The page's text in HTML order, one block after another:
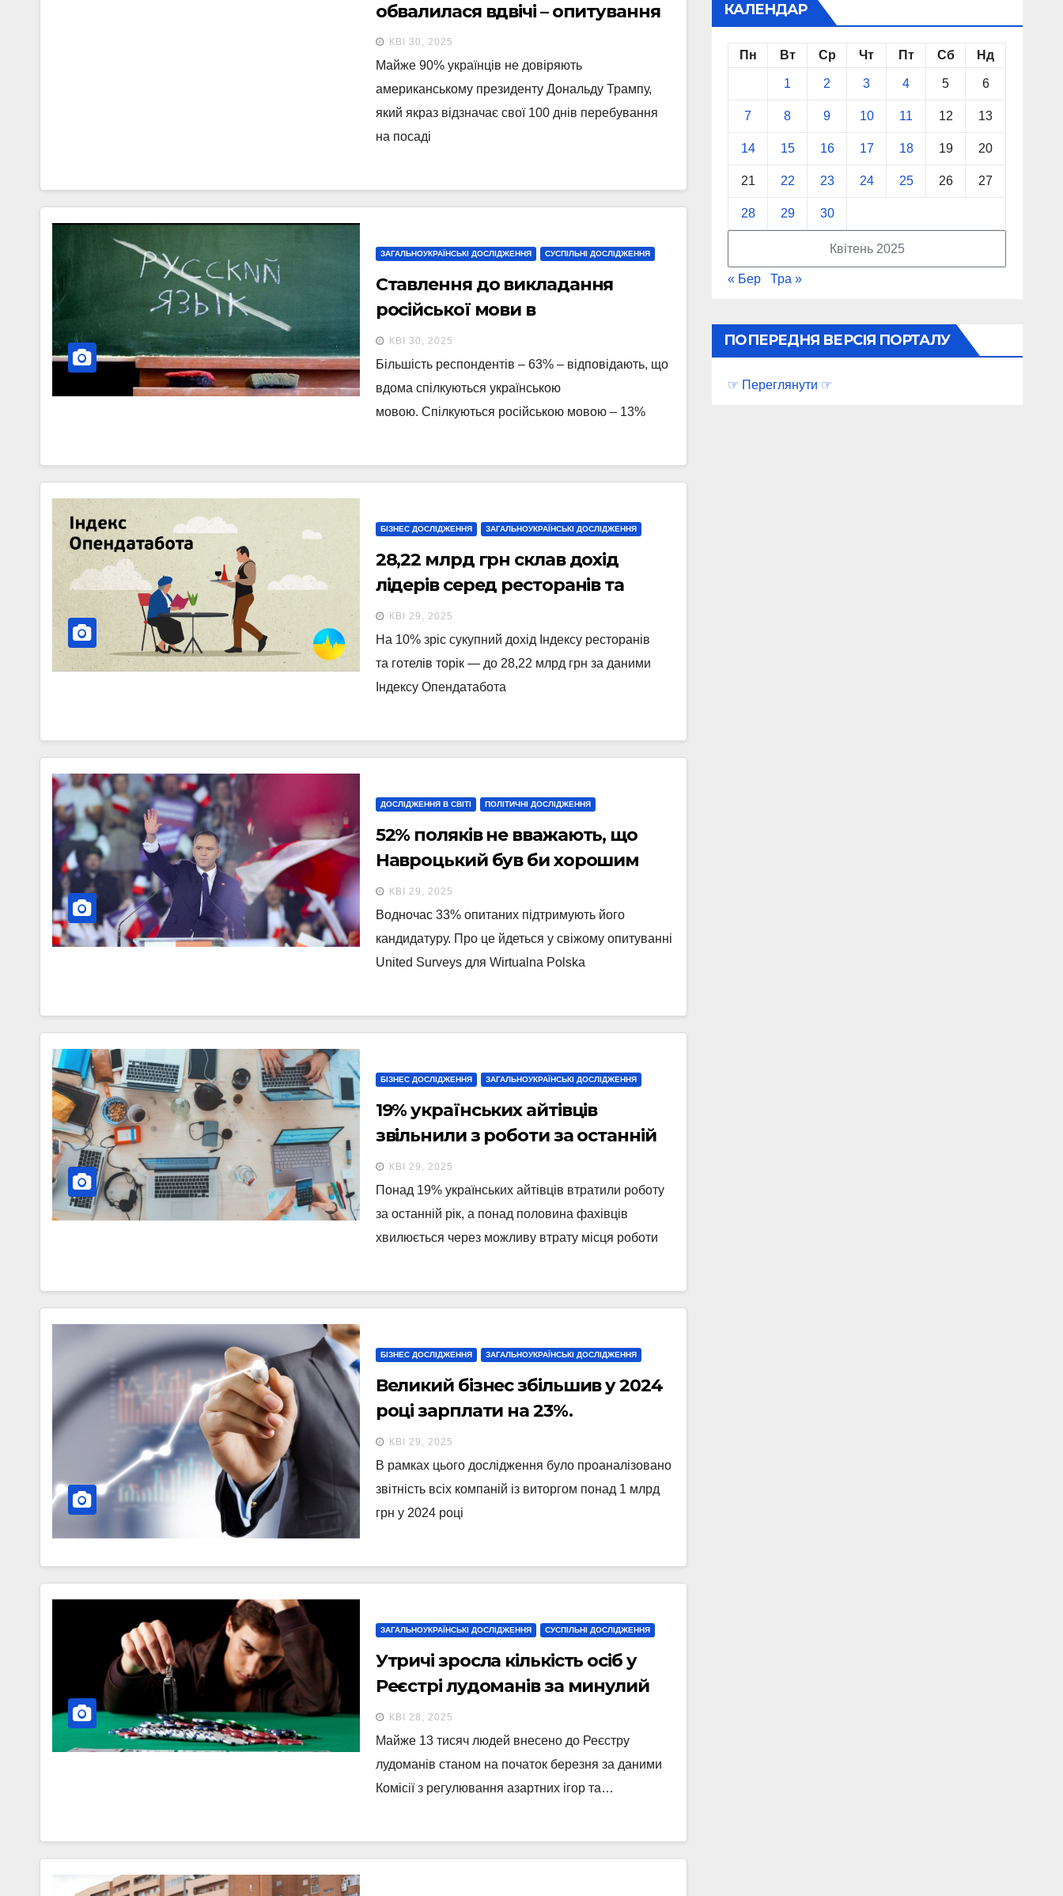
обвалилася вдвічі – опитування
КВІ 30, 2025
Майже 90% українців не довіряють
американському президенту Дональду Трампу,
який якраз відзначає свої 100 днів перебування
на посаді
ЗАГАЛЬНОУКРАЇНСЬКІ ДОСЛІДЖЕННЯ СУСПІЛЬНІ ДОСЛІДЖЕННЯ
Ставлення до викладання
російської мови в
українськомовних школах
КВІ 30, 2025
Більшість респондентів – 63% – відповідають, що
вдома спілкуються українською
мовою. Спілкуються російською мовою – 13%
БІЗНЕС ДОСЛІДЖЕННЯ ЗАГАЛЬНОУКРАЇНСЬКІ ДОСЛІДЖЕННЯ
28,22 млрд грн склав дохід
лідерів серед ресторанів та
готелів
КВІ 29, 2025
На 10% зріс сукупний дохід Індексу ресторанів
та готелів торік — до 28,22 млрд грн за даними
Індексу Опендатабота
ДОСЛІДЖЕННЯ В СВІТІ ПОЛІТИЧНІ ДОСЛІДЖЕННЯ
52% поляків не вважають, що
Навроцький був би хорошим
президентом — опитування
КВІ 29, 2025
Водночас 33% опитаних підтримують його
кандидатуру. Про це йдеться у свіжому опитуванні
United Surveys для Wirtualna Polska
БІЗНЕС ДОСЛІДЖЕННЯ ЗАГАЛЬНОУКРАЇНСЬКІ ДОСЛІДЖЕННЯ
19% українських айтівців
звільнили з роботи за останній
рік, понад половина боїться її
втратити — опитування DOU
КВІ 29, 2025
Понад 19% українських айтівців втратили роботу
за останній рік, а понад половина фахівців
хвилюється через можливу втрату місця роботи
БІЗНЕС ДОСЛІДЖЕННЯ ЗАГАЛЬНОУКРАЇНСЬКІ ДОСЛІДЖЕННЯ
Великий бізнес збільшив у 2024
році зарплати на 23%.
Дослідження Forbes Ukraine
КВІ 29, 2025
В рамках цього дослідження було проаналізовано
звітність всіх компаній із виторгом понад 1 млрд
грн у 2024 році
ЗАГАЛЬНОУКРАЇНСЬКІ ДОСЛІДЖЕННЯ СУСПІЛЬНІ ДОСЛІДЖЕННЯ
Утричі зросла кількість осіб у
Реєстрі лудоманів за минулий
рікКВІ 28, 2025
Майже 13 тисяч людей внесено до Реєстру
лудоманів станом на початок березня за даними
Комісії з регулювання азартних ігор та…
КАЛЕНДАР
Квітень 2025
Пн Вт Ср Чт Пт Сб Нд
1 2 3 4 5 6
7 8 9 10 11 12 13
14 15 16 17 18 19 20
21 22 23 24 25 26 27
28 29 30
« Бер Тра »
ПОПЕРЕДНЯ ВЕРСІЯ ПОРТАЛУ
☞ Переглянути ☞